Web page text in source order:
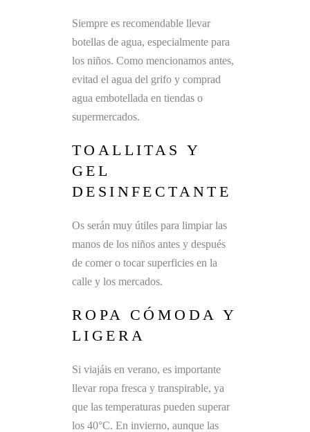
Siempre es recomendable llevar
botellas de agua, especialmente para
los niños. Como mencionamos antes,
evitad el agua del grifo y comprad
agua embotellada en tiendas o
supermercados.
TOALLITAS Y
GEL
DESINFECTANTE
Os serán muy útiles para limpiar las
manos de los niños antes y después
de comer o tocar superficies en la
calle y los mercados.
ROPA CÓMODA Y
LIGERA
Si viajáis en verano, es importante
llevar ropa fresca y transpirable, ya
que las temperaturas pueden superar
los 40°C. En invierno, aunque las